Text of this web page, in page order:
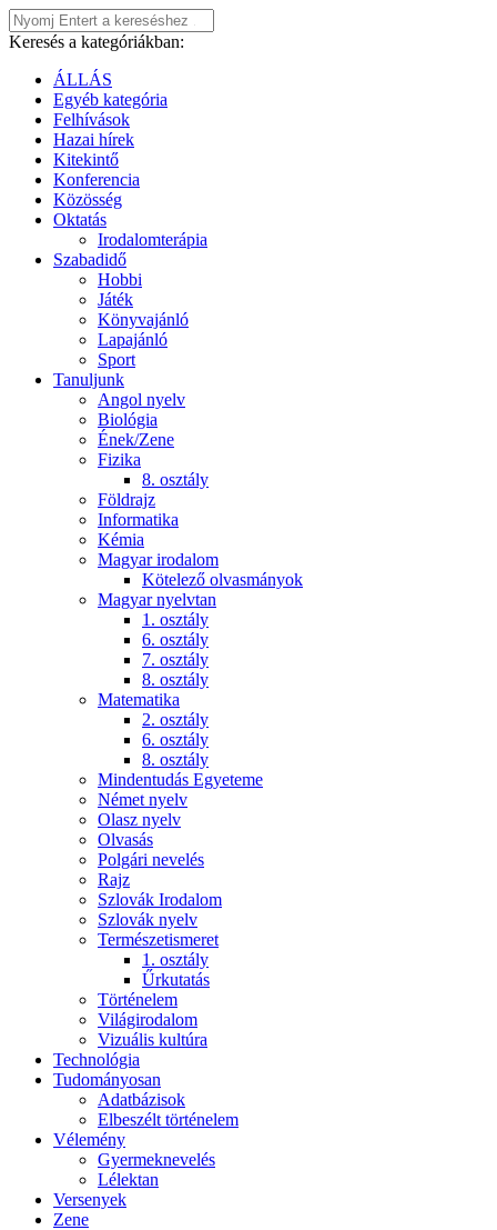
Keresés a kategóriákban:
ÁLLÁS
Egyéb kategória
Felhívások
Hazai hírek
Kitekintő
Konferencia
Közösség
Oktatás
Irodalomterápia
Szabadidő
Hobbi
Játék
Könyvajánló
Lapajánló
Sport
Tanuljunk
Angol nyelv
Biológia
Ének/Zene
Fizika
8. osztály
Földrajz
Informatika
Kémia
Magyar irodalom
Kötelező olvasmányok
Magyar nyelvtan
1. osztály
6. osztály
7. osztály
8. osztály
Matematika
2. osztály
6. osztály
8. osztály
Mindentudás Egyeteme
Német nyelv
Olasz nyelv
Olvasás
Polgári nevelés
Rajz
Szlovák Irodalom
Szlovák nyelv
Természetismeret
1. osztály
Űrkutatás
Történelem
Világirodalom
Vizuális kultúra
Technológia
Tudományosan
Adatbázisok
Elbeszélt történelem
Vélemény
Gyermeknevelés
Lélektan
Versenyek
Zene